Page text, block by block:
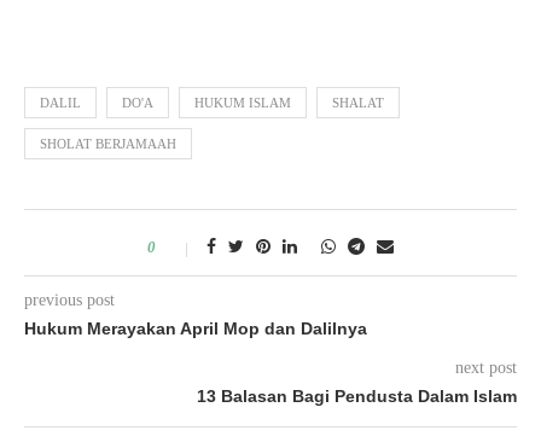
DALIL DO'A HUKUM ISLAM SHALAT
SHOLAT BERJAMAAH
0
previous post
Hukum Merayakan April Mop dan Dalilnya
next post
13 Balasan Bagi Pendusta Dalam Islam